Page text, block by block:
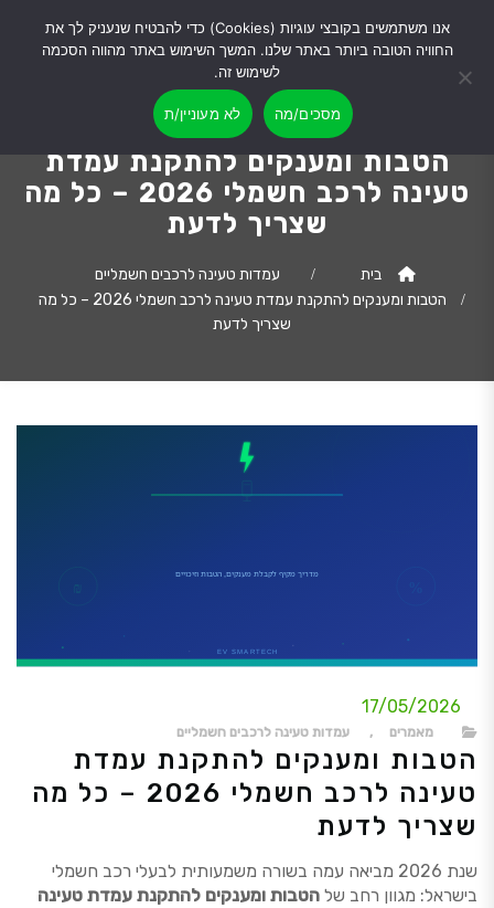
הטבות ומענקים להתקנת עמדת
טעינה לרכב חשמלי 2026 – כל מה
שצריך לדעת
בית
עמדות טעינה לרכבים חשמליים
הטבות ומענקים להתקנת עמדת טעינה לרכב חשמלי 2026 – כל מה
שצריך לדעת
17/05/2026
מאמרים , עמדות טעינה לרכבים חשמליים
הטבות ומענקים להתקנת עמדת
טעינה לרכב חשמלי 2026 – כל מה
שצריך לדעת
שנת 2026 מביאה עמה בשורה משמעותית לבעלי רכב חשמלי
בישראל: מגוון רחב של הטבות ומענקים להתקנת עמדת טעינה
אנו משתמשים בקובצי עוגיות (Cookies) כדי להבטיח שנעניק לך את
החוויה הטובה ביותר באתר שלנו. המשך השימוש באתר מהווה הסכמה
לשימוש זה.
מסכים/מה לא מעוניין/ת